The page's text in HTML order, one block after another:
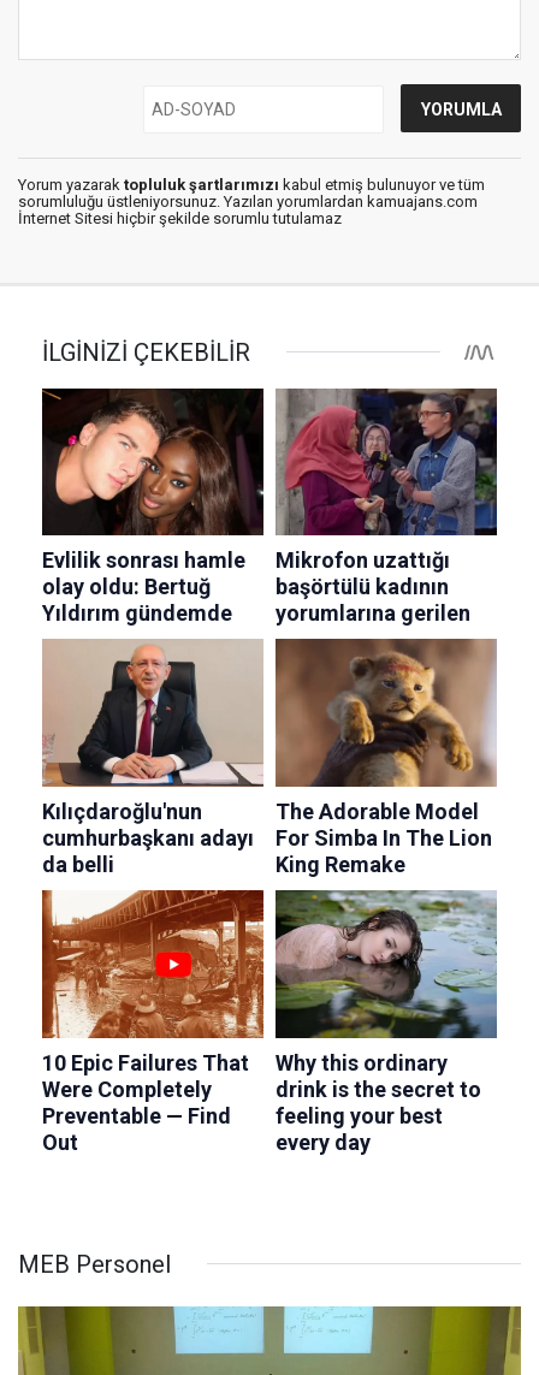
Yorum yazarak topluluk şartlarımızı kabul etmiş bulunuyor ve tüm
sorumluluğu üstleniyorsunuz. Yazılan yorumlardan kamuajans.com
İnternet Sitesi hiçbir şekilde sorumlu tutulamaz
MEB Personel